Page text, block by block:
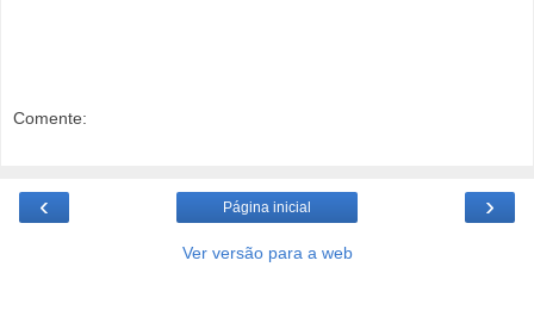
Comente:
‹ ›
Página inicial
Ver versão para a web